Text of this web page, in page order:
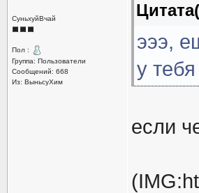
СуньхуйВчай
Пол :
Группа: Пользователи
Сообщений: 668
Из: ВыньсуХим
эээ,
у
если